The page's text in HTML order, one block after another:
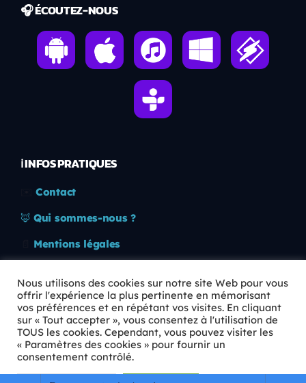
🎧 ÉCOUTEZ-NOUS
ℹ️ INFOS PRATIQUES
Contact
🦊 Qui sommes-nous ?
Mentions légales
🛡️ RGPD
Copyright © 2026 Animkids. Tous droits réservés.
Nous utilisons des cookies sur notre site Web pour vous
offrir l'expérience la plus pertinente en mémorisant
vos préférences et en répétant vos visites. En cliquant
sur « Tout accepter », vous consentez à l'utilisation de
TOUS les cookies. Cependant, vous pouvez visiter les
« Paramètres des cookies » pour fournir un
consentement contrôlé.